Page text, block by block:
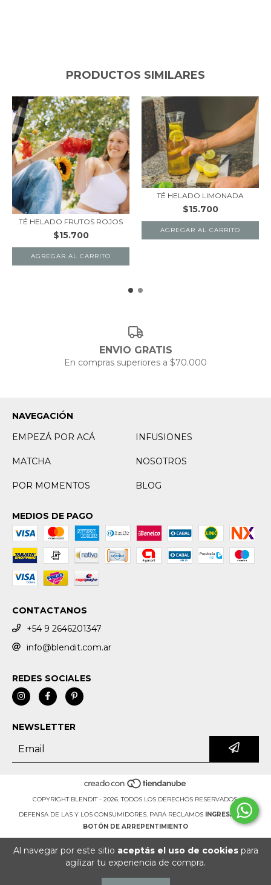
Al navegar por este sitio aceptás el uso de cookiespara
agilizar tu experiencia de compra.
PRODUCTOS SIMILARES
TÉ HELADO FRUTOS ROJOS
$15.700
TÉ HELADO LIMONADA
$15.700
ENVIO GRATIS
En compras superiores a $70.000
NAVEGACIÓN
EMPEZÁ POR ACÁ
INFUSIONES
MATCHA NOSOTROS
POR MOMENTOS BLOG
MEDIOS DE PAGO
CONTACTANOS
+54 9 2646201347
info@blendit.com.ar
REDES SOCIALES
NEWSLETTER
COPYRIGHT BLENDIT - 2026. TODOS LOS DERECHOS RESERVADOS.
DEFENSA DE LAS Y LOS CONSUMIDORES. PARA RECLAMOS
INGRESÁ ACÁ.
BOTÓN DE ARREPENTIMIENTO